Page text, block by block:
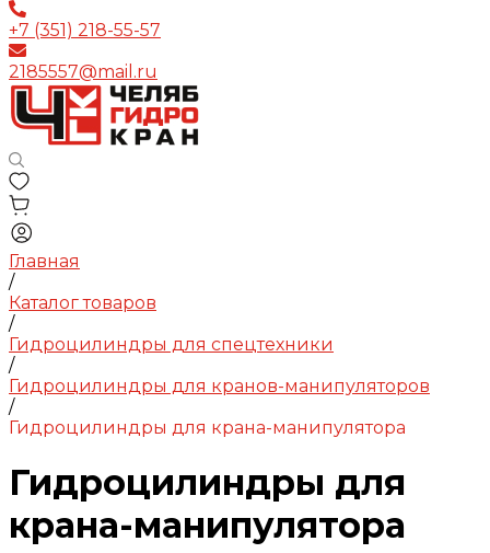
+7 (351) 218-55-57
2185557@mail.ru
Главная
/
Каталог товаров
/
Гидроцилиндры для спецтехники
/
Гидроцилиндры для кранов-манипуляторов
/
Гидроцилиндры для крана-манипулятора
Гидроцилиндры для
крана-манипулятора